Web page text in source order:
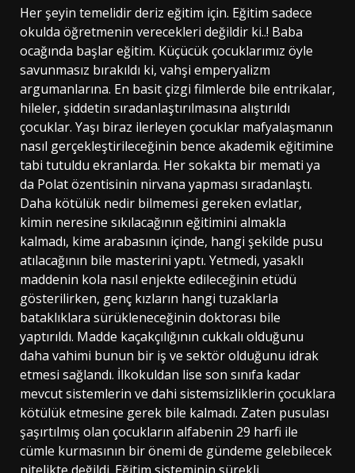
Her şeyin temelidir deriz eğitim için. Eğitim sadece
okulda öğretmenin verecekleri değildir ki..! Baba
ocağında başlar eğitim. Küçücük çocuklarımız öyle
savunmasız bırakıldı ki, vahşi emperyalizm
argumanlarına. En basit çizgi filmlerde bile entrikalar,
hileler, şiddetin sıradanlaştırılmasına alıştırıldı
çocuklar. Yaşı biraz ilerleyen çocuklar mafyalaşmanın
nasıl gerçekleştirileceğinin bence akademik eğitimine
tabi tutuldu ekranlarda. Her sokakta bir memati ya
da Polat özentisinin nirvana yapması sıradanlaştı.
Daha kötülük nedir bilmemesi gereken evlatlar,
kimin neresine sıkılacağının eğitimini almakla
kalmadı, kime arabasının içinde, hangi şekilde pusu
atılacağının bile masterini yaptı. Yetmedi, yasaklı
maddenin kola nasıl enjekte edileceğinin etüdü
gösterilirken, genç kızların hangi tuzaklarla
bataklıklara sürükleneceğinin doktorası bile
yaptırıldı. Madde kaçakçılığının cukkalı olduğunu
daha vahimi bunun bir iş ve sektör olduğunu idrak
etmesi sağlandı. İlkokuldan lise son sınıfa kadar
mevcut sistemlerin ve dahi sistemsizliklerin çocuklara
kötülük etmesine gerek bile kalmadı. Zaten pusulası
şaşırtılmış olan çocukların alfabenin 29 harfi ile
cümle kurmasının bir önemi de gündeme gelebilecek